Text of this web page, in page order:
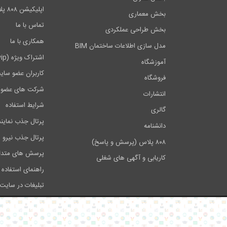
اپلیکیشن ۸۰۸ پلاس
تماس با ما
همکاری با ما
اشتراک ویژه (vip)
کاربران عضو
شرکت های
شرایط استفاده
پرتال جذب
پرتال جذب نیرو
پرسش های
راهنمای
تبلیغات در سایت
بخش معماری
بخش طراحی عملکردی
مدل سازی اطلاعات ساختمان BIM
آموزشگاه
فروشگاه
انتشارات
گالری
دانشنامه
۸۰۸ پلاس (پرسش و پاسخ)
کاریابی و آگهی های شغلی